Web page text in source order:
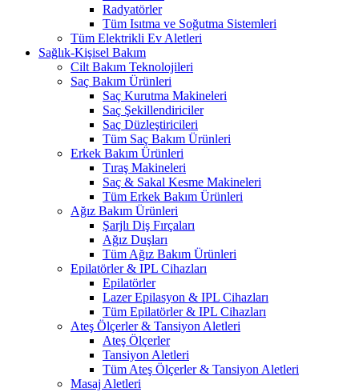
Radyatörler
Tüm Isıtma ve Soğutma Sistemleri
Tüm Elektrikli Ev Aletleri
Sağlık-Kişisel Bakım
Cilt Bakım Teknolojileri
Saç Bakım Ürünleri
Saç Kurutma Makineleri
Saç Şekillendiriciler
Saç Düzleştiricileri
Tüm Saç Bakım Ürünleri
Erkek Bakım Ürünleri
Tıraş Makineleri
Saç & Sakal Kesme Makineleri
Tüm Erkek Bakım Ürünleri
Ağız Bakım Ürünleri
Şarjlı Diş Fırçaları
Ağız Duşları
Tüm Ağız Bakım Ürünleri
Epilatörler & IPL Cihazları
Epilatörler
Lazer Epilasyon & IPL Cihazları
Tüm Epilatörler & IPL Cihazları
Ateş Ölçerler & Tansiyon Aletleri
Ateş Ölçerler
Tansiyon Aletleri
Tüm Ateş Ölçerler & Tansiyon Aletleri
Masaj Aletleri